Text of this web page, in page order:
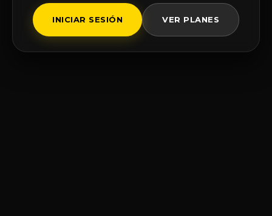
INICIAR SESIÓN VER PLANES